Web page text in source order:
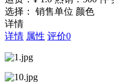
选择： 销售单位 颜色
详情
详情 属性 评价0